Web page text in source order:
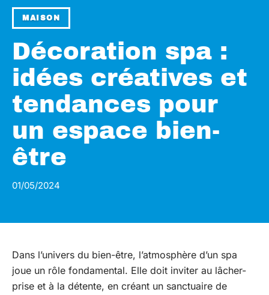
MAISON
Décoration spa :
idées créatives et
tendances pour
un espace bien-
être
01/05/2024
Dans l’univers du bien-être, l’atmosphère d’un spa
joue un rôle fondamental. Elle doit inviter au lâcher-
prise et à la détente, en créant un sanctuaire de